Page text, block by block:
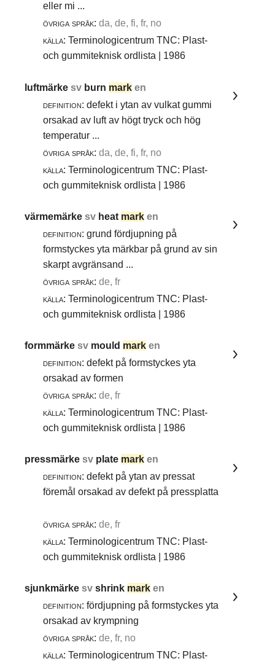
eller mi ...
övriga språk: da, de, fi, fr, no
källa: Terminologicentrum TNC: Plast-
och gummiteknisk ordlista | 1986
luftmärkesv burn mark en
definition: defekt i ytan av vulkat gummi
orsakad av luft av högt tryck och hög
temperatur ...
övriga språk: da, de, fi, fr, no
källa: Terminologicentrum TNC: Plast-
och gummiteknisk ordlista | 1986
värmemärkesv heat mark en
definition: grund fördjupning på
formstyckes yta märkbar på grund av sin
skarpt avgränsand ...
övriga språk: de, fr
källa: Terminologicentrum TNC: Plast-
och gummiteknisk ordlista | 1986
formmärkesv mould mark en
definition: defekt på formstyckes yta
orsakad av formen
övriga språk: de, fr
källa: Terminologicentrum TNC: Plast-
och gummiteknisk ordlista | 1986
pressmärkesv plate mark en
definition: defekt på ytan av pressat
föremål orsakad av defekt på pressplatta
övriga språk: de, fr
källa: Terminologicentrum TNC: Plast-
och gummiteknisk ordlista | 1986
sjunkmärkesvshrink mark en
definition: fördjupning på formstyckes yta
orsakad av krympning
övriga språk: de, fr, no
källa: Terminologicentrum TNC: Plast-